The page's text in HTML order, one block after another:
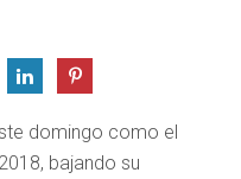
domingo como el
bajando su